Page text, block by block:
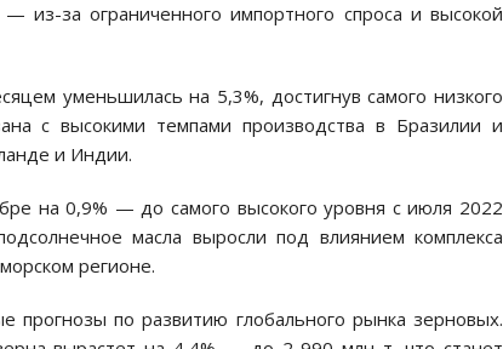
из-за ограниченного импортного спроса и высокой
уменьшилась на 5,3%, достигнув самого низкого
с высокими темпами производства в Бразилии и
и Индии.
на 0,9% — до самого высокого уровня с июля 2022
масла выросли под влиянием комплекса
регионе.
прогнозы по развитию глобального рынка зерновых.